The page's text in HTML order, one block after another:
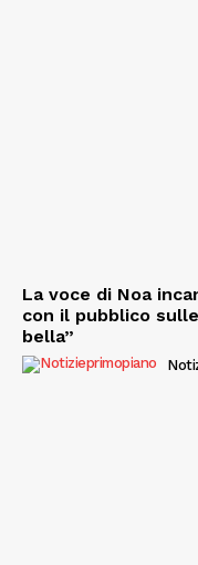
La voce di Noa
con il pubblico
bella”